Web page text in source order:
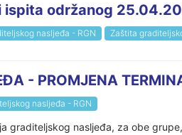
ispita održanog
nasljeđa - RGN Zaštita
- PROMJENA
nasljeđa - RGN
graditeljskog nasljeđa, za obe